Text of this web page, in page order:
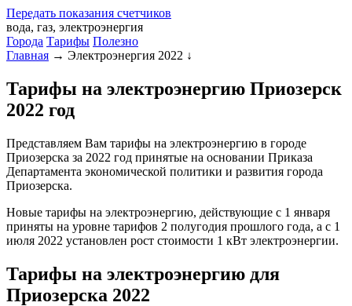
Передать показания счетчиков
вода, газ, электроэнергия
Города Тарифы Полезно
Главная → Электроэнергия 2022 ↓
Тарифы на электроэнергию Приозерск
2022 год
Представляем Вам тарифы на электроэнергию в городе
Приозерска за 2022 год принятые на основании Приказа
Департамента экономической политики и развития города
Приозерска.
Новые тарифы на электроэнергию, действующие с 1 января
приняты на уровне тарифов 2 полугодия прошлого года, а с 1
июля 2022 установлен рост стоимости 1 кВт электроэнергии.
Тарифы на электроэнергию для
Приозерска 2022